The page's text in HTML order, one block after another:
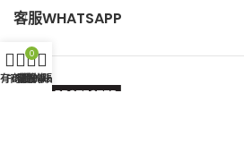
客服WHATSAPP
商品
Filters
0
購物車
我的賬戶
客服WhatsApp